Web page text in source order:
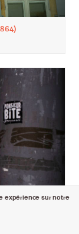
expérience sur notre